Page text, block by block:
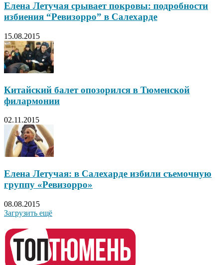
Елена Летучая срывает покровы: подробности
избиения “Ревизорро” в Салехарде
15.08.2015
Китайский балет опозорился в Тюменской
филармонии
02.11.2015
Елена Летучая: в Салехарде избили съемочную
группу «Ревизорро»
08.08.2015
Загрузить ещё